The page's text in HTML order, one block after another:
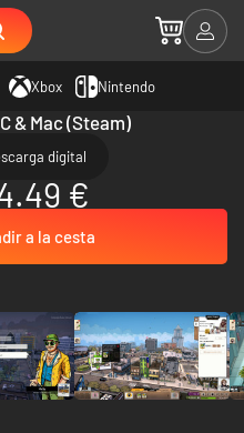
Xbox Nintendo
& Mac (Steam)
digital
€
a la cesta